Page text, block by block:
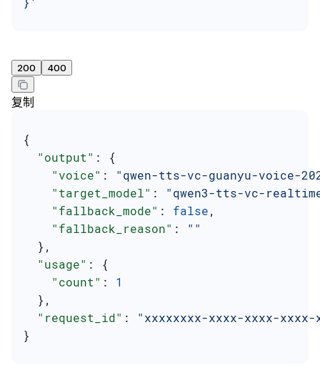
200 400
复制
{
  "output"
: {
    "voice"
: "qwen-tts-vc-guanyu-voice-
    "target_model"
: "qwen3-tts-vc-
    "fallback_mode"
: false,
    "fallback_reason"
: ""
  },
  "usage"
: {
    "count"
: 1
  },
  "request_id"
: "xxxxxxxx-xxxx-xxxx-xxxx-
}